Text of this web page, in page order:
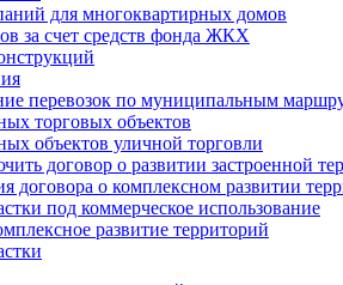
для многоквартирных домов
за счет средств фонда ЖКХ
перевозок по муниципальным
торговых объектов
объектов уличной торговли
договор о развитии застроенной
договора о комплексном развитии
под коммерческое использование
развитие территорий